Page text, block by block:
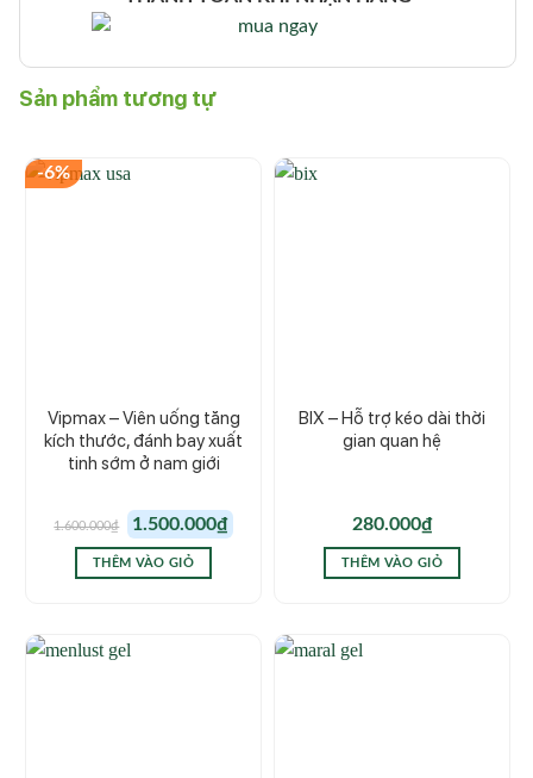
Sản phẩm tương tự
-6%
Vipmax – Viên uống tăng
kích thước, đánh bay xuất
tinh sớm ở nam giới
1.600.000₫
Giá
gốc
là:
1.600.000₫.
1.500.000₫ hiện
THÊM VÀO GIỎ
BIX – Hỗ trợ kéo dài thời
gian quan hệ
280.000₫
THÊM VÀO GIỎ